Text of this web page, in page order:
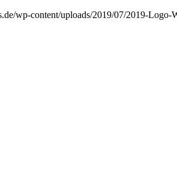
wp-content/uploads/2019/07/2019-Logo-